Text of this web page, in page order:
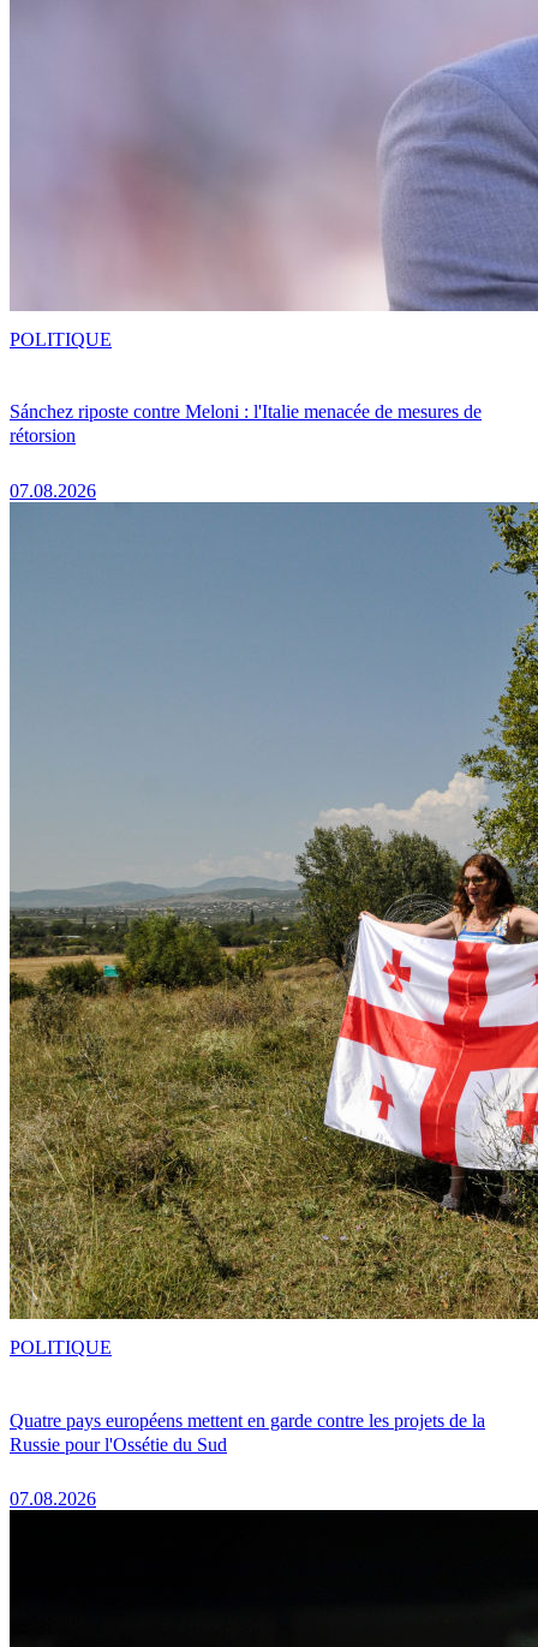
Sánchez riposte contre Meloni : l'Italie menacée de mesures de
rétorsion
07.08.2026
POLITIQUE
Quatre pays européens mettent en garde contre les projets de la
Russie pour l'Ossétie du Sud
07.08.2026
POLITIQUE